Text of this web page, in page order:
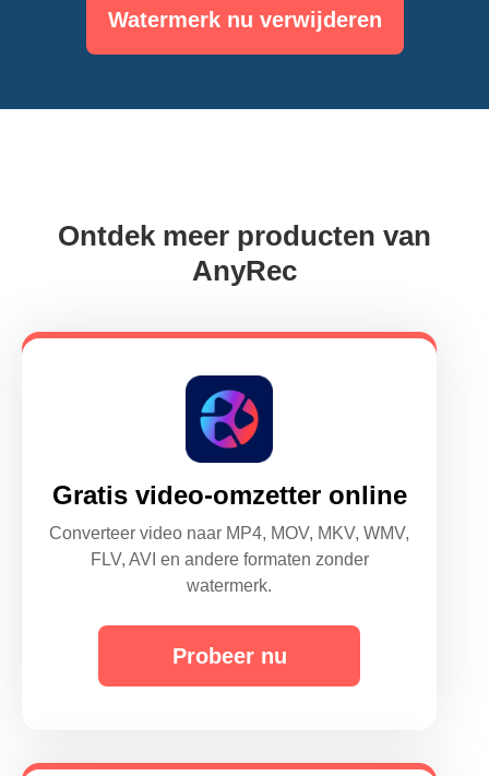
Watermerk nu verwijderen
Ontdek meer producten van
AnyRec
Gratis video-omzetter online
Converteer video naar MP4, MOV, MKV, WMV,
FLV, AVI en andere formaten zonder
watermerk.
Probeer nu